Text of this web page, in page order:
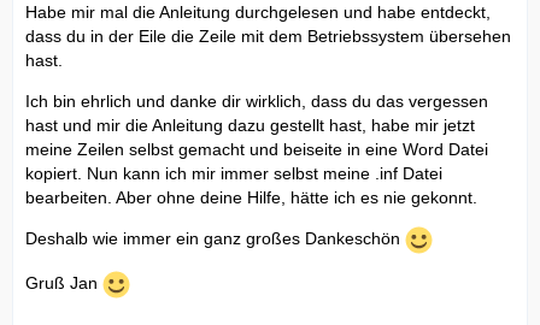
Habe mir mal die Anleitung durchgelesen und habe entdeckt,
dass du in der Eile die Zeile mit dem Betriebssystem übersehen
hast.
Ich bin ehrlich und danke dir wirklich, dass du das vergessen
hast und mir die Anleitung dazu gestellt hast, habe mir jetzt
meine Zeilen selbst gemacht und beiseite in eine Word Datei
kopiert. Nun kann ich mir immer selbst meine .inf Datei
bearbeiten. Aber ohne deine Hilfe, hätte ich es nie gekonnt.
Deshalb wie immer ein ganz großes Dankeschön
Gruß Jan